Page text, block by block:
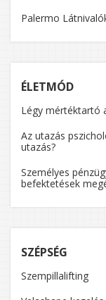
Palermo
ÉLETMÓD
Légy mértéktartó
Az utazás
utazás?
Személyes
befektetések
SZÉPSÉG
Szempillalifting